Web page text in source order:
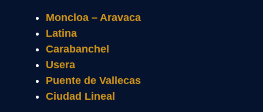
Moncloa – Aravaca
Latina
Carabanchel
Usera
Puente de Vallecas
Ciudad Lineal